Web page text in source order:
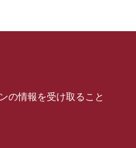
の情報を受け取ること